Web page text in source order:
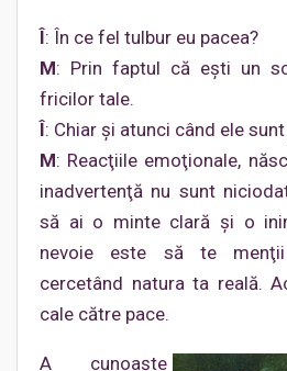
Î: În ce fel tulbur eu pacea?
M: Prin faptul că eşti un
fricilor tale.
Î: Chiar şi atunci când ele
M: Reacţiile emoţionale,
inadvertenţă nu sunt
să ai o minte clară şi o
nevoie este să te
cercetând natura ta reală.
cale către pace.
A cunoaşte